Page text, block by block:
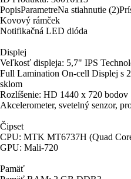
Displej
Veľkosť displeja: 5,7" IPS
Full Lamination On-cell Displej s
sklom
Rozlíšenie: HD 1440 x 720 bodov
Akcelerometer, svetelný senzor,
Čipset
CPU: MTK MT6737H (Quad
GPU: Mali-720
Pamäť
Pamäť RAM: 2 GB DDR3
Pamäť úložiska: 16 GB
Slot na kartu microSDHC (až do